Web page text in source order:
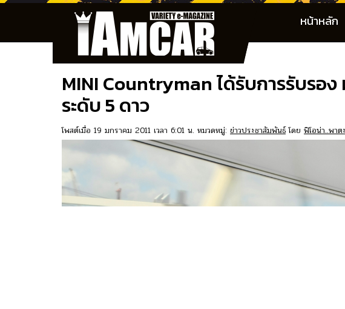
หน้าหลัก
MINI Countryman ได้รับการรับรอ
ระดับ 5 ดาว
โพสต์เมื่อ 19 มกราคม 2011 เวลา 6:01 น. หมวดหมู่: ข่าวประชาสัมพันธ์โดย ฟิโอน่า..พา